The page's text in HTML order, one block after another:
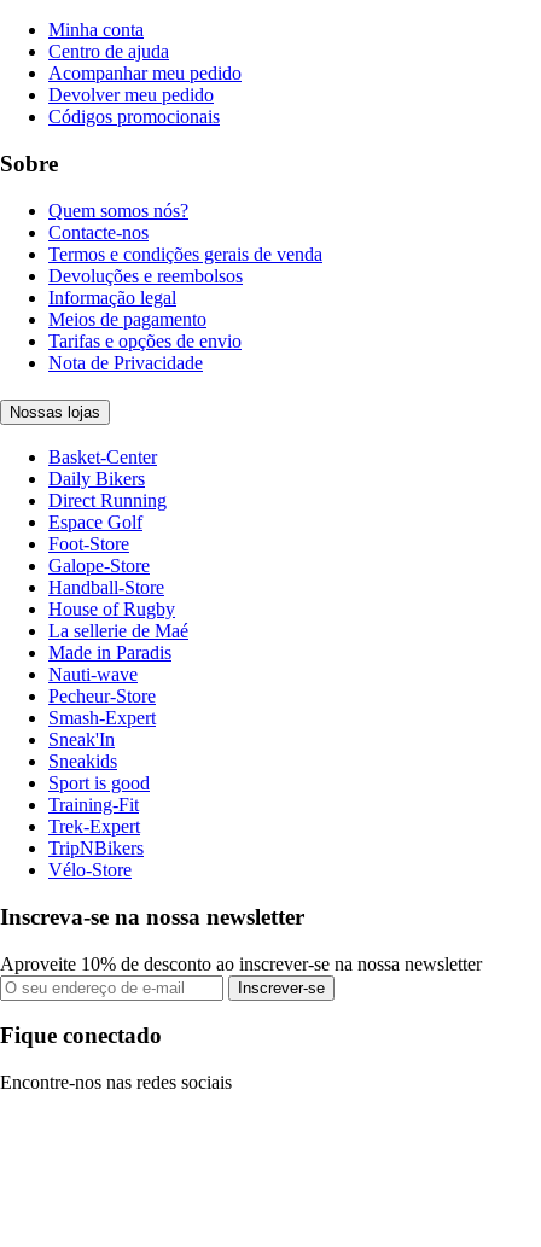
Minha conta
Centro de ajuda
Acompanhar meu pedido
Devolver meu pedido
Códigos promocionais
Sobre
Quem somos nós?
Contacte-nos
Termos e condições gerais de venda
Devoluções e reembolsos
Informação legal
Meios de pagamento
Tarifas e opções de envio
Nota de Privacidade
Nossas lojas
Basket-Center
Daily Bikers
Direct Running
Espace Golf
Foot-Store
Galope-Store
Handball-Store
House of Rugby
La sellerie de Maé
Made in Paradis
Nauti-wave
Pecheur-Store
Smash-Expert
Sneak'In
Sneakids
Sport is good
Training-Fit
Trek-Expert
TripNBikers
Vélo-Store
Inscreva-se na nossa newsletter
Aproveite 10% de desconto ao inscrever-se na nossa newsletter
Inscrever-se
Fique conectado
Encontre-nos nas redes sociais